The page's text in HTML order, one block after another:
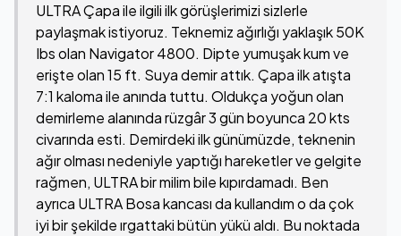
ULTRA Çapa ile ilgili ilk görüşlerimizi sizlerle
paylaşmak istiyoruz. Teknemiz ağırlığı yaklaşık 50K
Ibs olan Navigator 4800. Dipte yumuşak kum ve
erişte olan 15 ft. Suya demir attık. Çapa ilk atışta
7:1 kaloma ile anında tuttu. Oldukça yoğun olan
demirleme alanında rüzgâr 3 gün boyunca 20 kts
civarında esti. Demirdeki ilk günümüzde, teknenin
ağır olması nedeniyle yaptığı hareketler ve gelgite
rağmen, ULTRA bir milim bile kıpırdamadı. Ben
ayrıca ULTRA Bosa kancası da kullandım o da çok
iyi bir şekilde ırgattaki bütün yükü aldı. Bu noktada